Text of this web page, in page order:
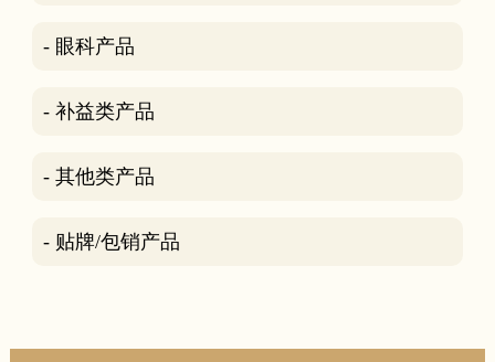
- 眼科产品
- 补益类产品
- 其他类产品
- 贴牌/包销产品